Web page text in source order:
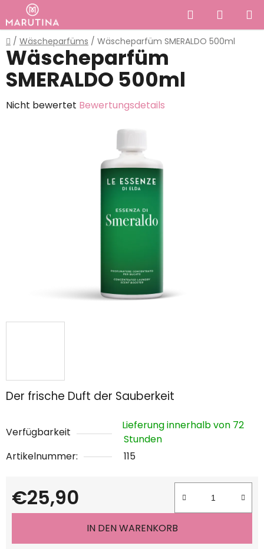
Inhalt
springen
Suchen
Startseite
/ Wäscheparfüms / Wäscheparfüm SMERALDO 500ml
Der frische Duft der Sauberkeit
Verfügbarkeit
Lieferung innerhalb von 72
Stunden
Artikelnummer:
115
€25,90
Verkaufspreis:
IN DEN WARENKORB
Wäscheparfüm
SMERALDO 500ml
Die
Nicht bewertet Bewertungsdetails